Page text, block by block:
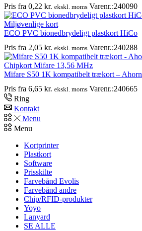
Pris fra 0,22 kr. ekskl. moms Varenr.:240090
Miljøvenlige kort
ECO PVC bionedbrydeligt plastkort HiCo
Pris fra 2,05 kr. ekskl. moms Varenr.:240288
Chipkort Mifare 13,56 MHz
Mifare S50 1K kompatibelt trækort – Ahorn
Pris fra 6,65 kr. ekskl. moms Varenr.:240665
Ring
Kontakt
Menu
Menu
Kortprinter
Plastkort
Software
Prisskilte
Farvebånd Evolis
Farvebånd andre
Chip/RFID-produkter
Yoyo
Lanyard
SE ALLE